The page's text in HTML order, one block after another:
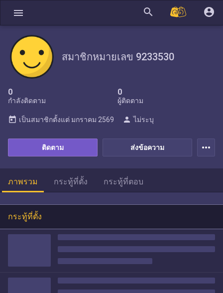
menu search account_circle
สมาชิกหมายเลข 9233530
0
กำลังติดตาม
0
ผู้ติดตาม
ส่งข้อความ
ติดตาม
today เป็นสมาชิกตั้งแต่ มกราคม 2569 person ไม่ระบุ
more_horiz
ภาพรวม กระทู้ที่ตั้ง กระทู้ที่ตอบ
กระทู้ที่ตั้ง